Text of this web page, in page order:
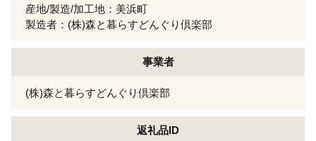
産地/製造/加工地：美浜町
製造者：(株)森と暮らすどんぐり倶楽部
事業者
(株)森と暮らすどんぐり倶楽部
返礼品ID